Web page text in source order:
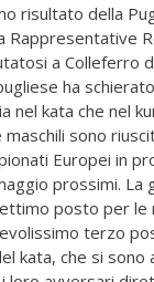
risultato della
Rappresentative
a Colleferro
ha
nel kata che nel
sono
Europei in
prossimi. La
posto per le
terzo
kata, che si sono